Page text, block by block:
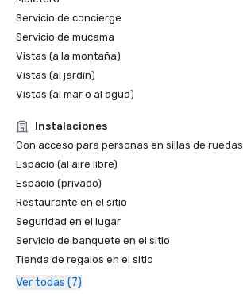
Servicio de concierge
Servicio de mucama
Vistas (a la montaña)
Vistas (al jardín)
Vistas (al mar o al agua)
Instalaciones
Con acceso para personas en sillas de ruedas
Espacio (al aire libre)
Espacio (privado)
Restaurante en el sitio
Seguridad en el lugar
Servicio de banquete en el sitio
Tienda de regalos en el sitio
Ver todas (7)